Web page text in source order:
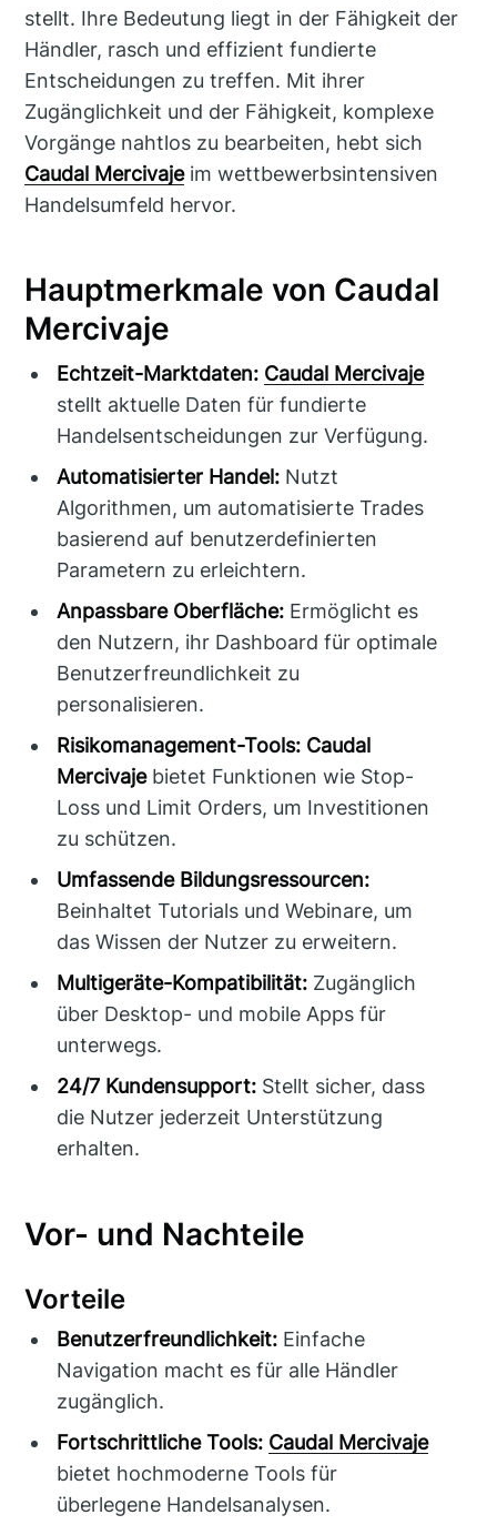
stellt. Ihre Bedeutung liegt in der Fähigkeit der
Händler, rasch und effizient fundierte
Entscheidungen zu treffen. Mit ihrer
Zugänglichkeit und der Fähigkeit, komplexe
Vorgänge nahtlos zu bearbeiten, hebt sich
Caudal Mercivajeim wettbewerbsintensiven
Handelsumfeld hervor.
Hauptmerkmale von Caudal
Mercivaje
Echtzeit-Marktdaten: Caudal Mercivaje
stellt aktuelle Daten für fundierte
Handelsentscheidungen zur Verfügung.
Automatisierter Handel: Nutzt
Algorithmen, um automatisierte Trades
basierend auf benutzerdefinierten
Parametern zu erleichtern.
Anpassbare Oberfläche: Ermöglicht es
den Nutzern, ihr Dashboard für optimale
Benutzerfreundlichkeit zu
personalisieren.
Risikomanagement-Tools: Caudal
Mercivajebietet Funktionen wie Stop-
Loss und Limit Orders, um Investitionen
zu schützen.
Umfassende Bildungsressourcen:
Beinhaltet Tutorials und Webinare, um
das Wissen der Nutzer zu erweitern.
Multigeräte-Kompatibilität: Zugänglich
über Desktop- und mobile Apps für
unterwegs.
24/7 Kundensupport: Stellt sicher, dass
die Nutzer jederzeit Unterstützung
erhalten.
Vor- und Nachteile
Vorteile
Benutzerfreundlichkeit: Einfache
Navigation macht es für alle Händler
zugänglich.
Fortschrittliche Tools: Caudal Mercivaje
bietet hochmoderne Tools für
überlegene Handelsanalysen.